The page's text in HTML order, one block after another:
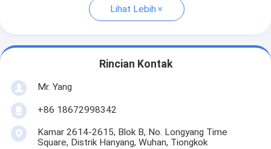
Lihat Lebih
Rincian Kontak
Mr. Yang
+86 18672998342
Kamar 2614-2615, Blok B, No. Longyang Time
Square, Distrik Hanyang, Wuhan, Tiongkok